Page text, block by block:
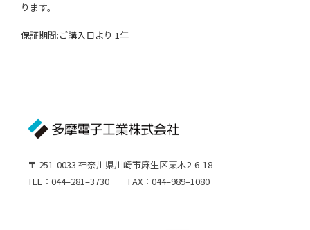
ります。
保証期間:ご購入日より 1年
〒 251-0033 神奈川県川崎市麻生区栗木2-6-18
TEL：044–281–3730 FAX：044–989–1080